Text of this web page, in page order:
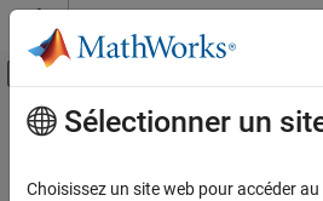
Passer au contenu
Activer/désactiver
Accueil de la documentation
Contenu principal
Cpp.Scope Class
Sélectionner un
Choisissez un site web pour accéder